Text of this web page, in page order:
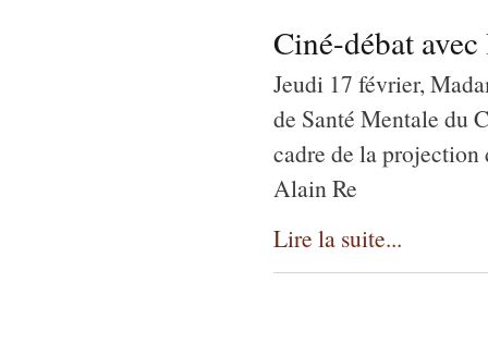
Ciné-débat
Jeudi 17 février,
de Santé Mentale du
cadre de la
Alain Re
Lire la suite...